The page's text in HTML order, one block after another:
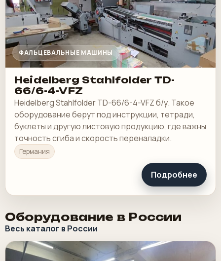
ФАЛЬЦЕВАЛЬНЫЕ МАШИНЫ
Heidelberg Stahlfolder TD-
66/6-4-VFZ
Heidelberg Stahlfolder TD-66/6-4-VFZ б/у. Такое
оборудование берут под инструкции, тетради,
буклеты и другую листовую продукцию, где важны
точность сгиба и скорость переналадки.
Германия
Подробнее
Оборудование в России
Весь каталог в России